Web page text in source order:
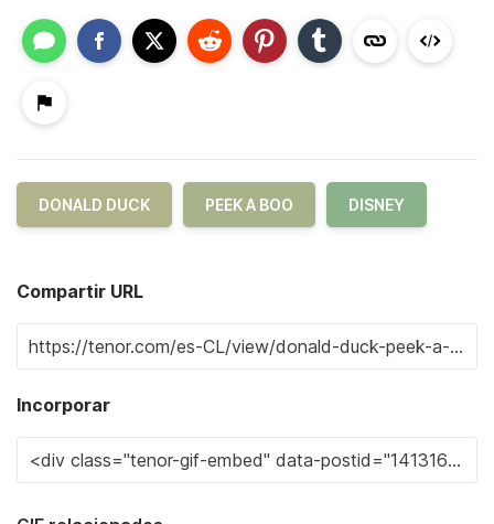
DONALD DUCK PEEK A BOO DISNEY
Compartir URL
Incorporar